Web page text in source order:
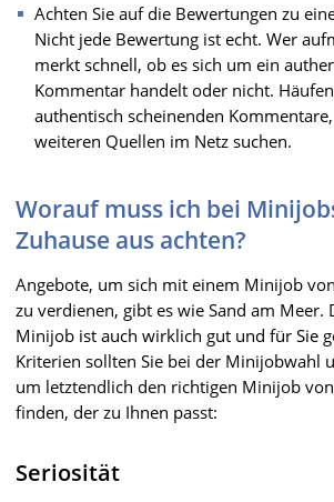
Achten Sie auf die Bewertungen zu
Nicht jede Bewertung ist echt. Wer
merkt schnell, ob es sich um ein
Kommentar handelt oder nicht.
authentisch scheinenden
weiteren Quellen im Netz suchen.
Worauf muss ich bei
Zuhause aus achten?
Angebote, um sich mit einem Minijob
zu verdienen, gibt es wie Sand am Meer.
Minijob ist auch wirklich gut und für Sie
Kriterien sollten Sie bei der Minijobwahl
um letztendlich den richtigen Minijob
finden, der zu Ihnen passt:
Seriosität